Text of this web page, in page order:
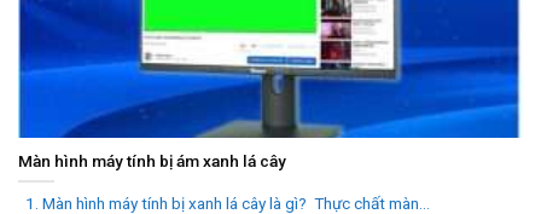
Màn hình máy tính bị ám xanh lá cây
1. Màn hình máy tính bị xanh lá cây là gì? Thực chất màn...